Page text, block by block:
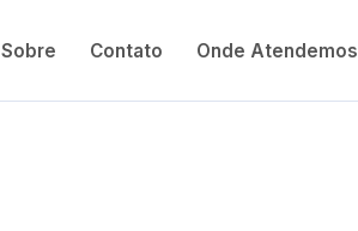
Sobre Contato Onde Atendemos